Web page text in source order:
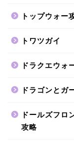
トップウォー
トワツガイ
ドラクエウォ
ドラゴンとガ
ドールズフロ
攻略